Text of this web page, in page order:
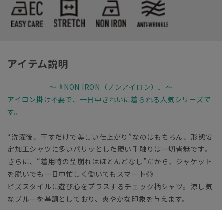
アイテム説明
～『NON IRON（ノンアイロン）』～
アイロン掛け不要で、一日中きれいに着られる人気シリーズで
す。
“洗濯後、干すだけで美しい仕上がり”なのはもちろん、形態安
定加工シャツに多いパリッとした硬い手触りは一切皆無です。
さらに、“着用時の型崩れはほとんどなし”だから、ジャケット
を脱いでも一日中忙しく働いてもスマート◎
ビズスタイルに遊び心をプラスするチェック柄シャツ。涼し気
なブルーを基調としており、爽やかな印象を与えます。